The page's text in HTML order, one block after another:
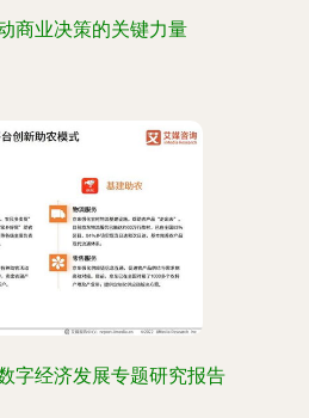
商业决策的关键力量
字经济发展专题研究报告